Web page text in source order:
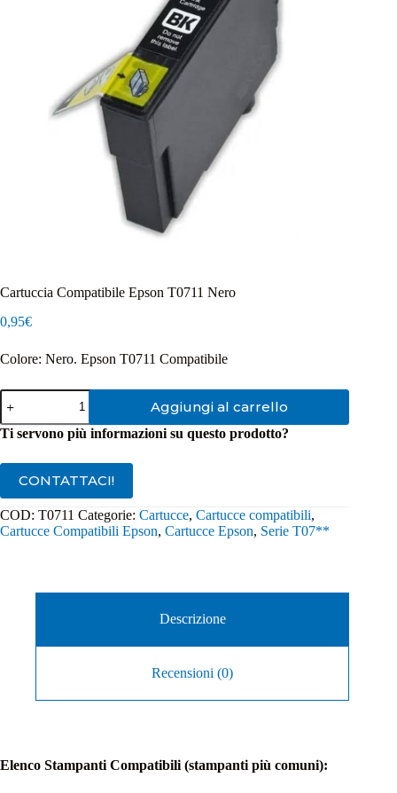
Cartuccia Compatibile Epson T0711 Nero
0,95€
Colore: Nero. Epson T0711 Compatibile
Cartuccia
Compatibile
Epson
T0711
quantità
Aggiungi al carrello
Ti servono più informazioni su questo prodotto?
CONTATTACI!
COD: T0711 Categorie: Cartucce, Cartucce compatibili,
Cartucce Compatibili Epson, Cartucce Epson, Serie T07**
Descrizione
Recensioni (0)
Elenco Stampanti Compatibili (stampanti più comuni):